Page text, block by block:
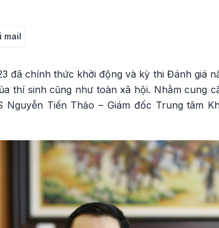
mail
đã chính thức khởi động và kỳ thi Đánh giá
thí sinh cũng như toàn xã hội. Nhằm cung
Nguyễn Tiến Thảo – Giám đốc Trung tâm